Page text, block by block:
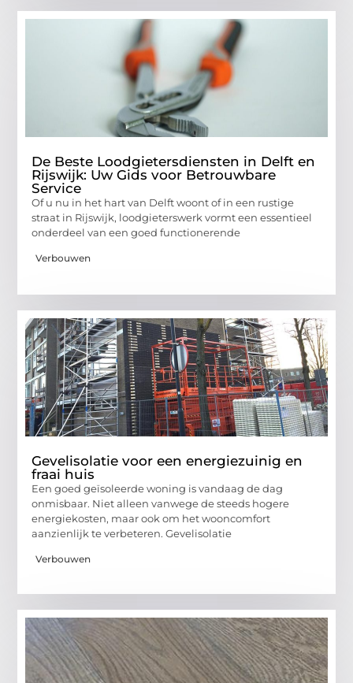
De Beste Loodgietersdiensten in Delft en
Rijswijk: Uw Gids voor Betrouwbare
Service
Of u nu in het hart van Delft woont of in een rustige
straat in Rijswijk, loodgieterswerk vormt een essentieel
onderdeel van een goed functionerende
Verbouwen
Gevelisolatie voor een energiezuinig en
fraai huis
Een goed geïsoleerde woning is vandaag de dag
onmisbaar. Niet alleen vanwege de steeds hogere
energiekosten, maar ook om het wooncomfort
aanzienlijk te verbeteren. Gevelisolatie
Verbouwen